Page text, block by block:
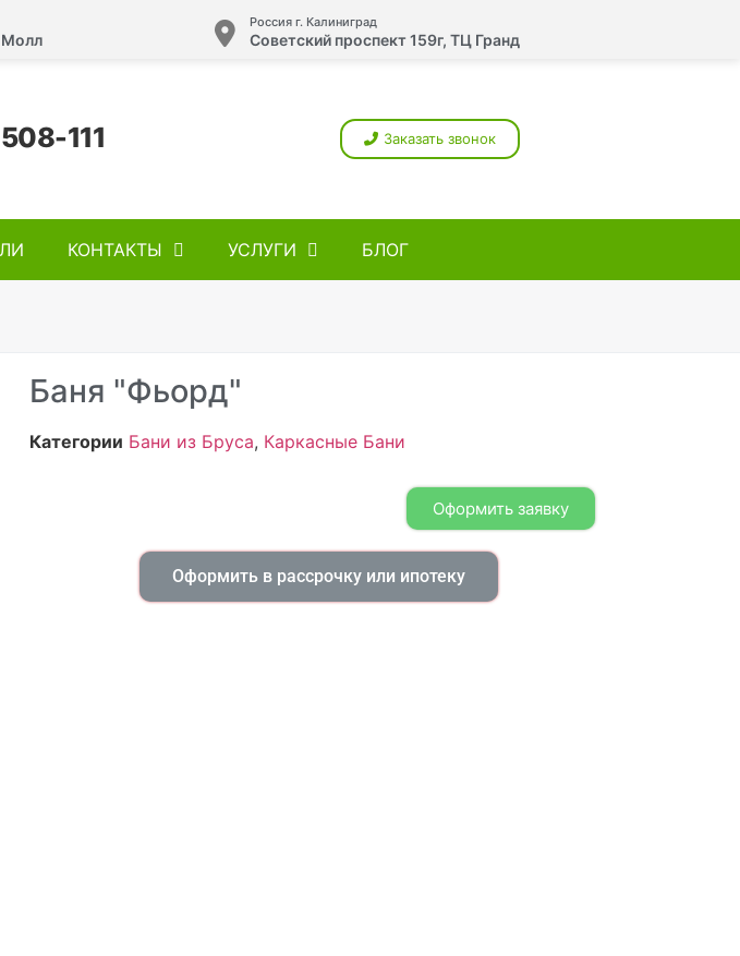
Молл
Россия г. Калиниград
Советский проспект 159г, ТЦ Гранд
111 Заказать звонок
КОНТАКТЫ УСЛУГИ БЛОГ
Баня "Фьорд"
Категории Бани из Бруса, Каркасные Бани
Оформить заявку
Оформить в рассрочку или ипотеку